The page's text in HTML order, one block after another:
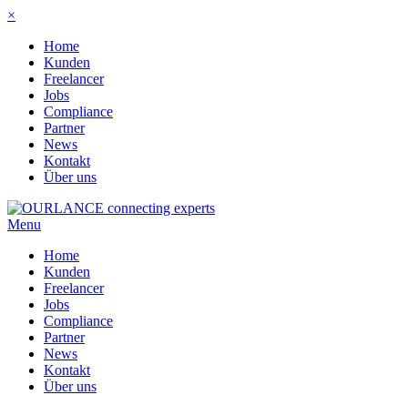
×
Home
Kunden
Freelancer
Jobs
Compliance
Partner
News
Kontakt
Über uns
Menu
Home
Kunden
Freelancer
Jobs
Compliance
Partner
News
Kontakt
Über uns